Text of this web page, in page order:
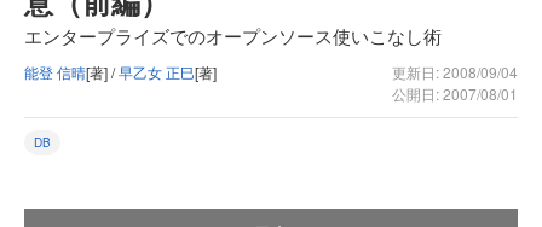
エンタープライズでのオープンソース使いこなし術
能登 信晴[著] /早乙女 正巳[著]
更新日: 2008/09/04
公開日: 2007/08/01
DB